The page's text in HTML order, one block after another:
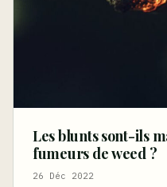
Les blunts sont-ils
fumeurs de weed ?
26 Déc 2022